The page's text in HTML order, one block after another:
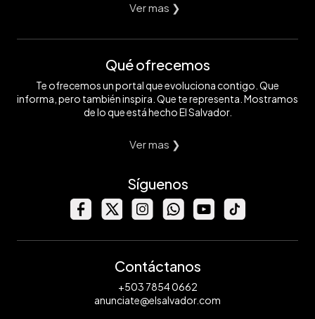
Ver mas ❯
Qué ofrecemos
Te ofrecemos un portal que evoluciona contigo. Que
informa, pero también inspira. Que te representa. Mostramos
de lo que está hecho El Salvador.
Ver mas ❯
Síguenos
Contáctanos
+503 7854 0662
anunciate@elsalvador.com